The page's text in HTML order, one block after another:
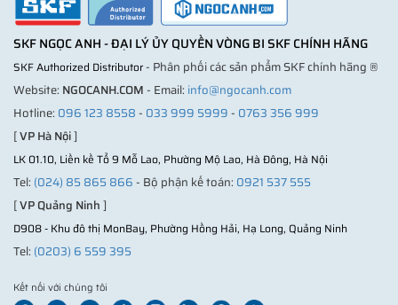
SKF NGỌC ANH - ĐẠI LÝ ỦY QUYỀN VÒNG BI SKF CHÍNH HÃNG
SKF Authorized Distributor- Phân phối các sản phẩm SKF chính hãng ®
Website: NGOCANH.COM- Email: info@ngocanh.com
Hotline: 096 123 8558- 033 999 5999- 0763 356 999
[VP Hà Nội]
LK 01.10, Liền kề Tổ 9 Mỗ Lao, Phường Mộ Lao, Hà Đông, Hà Nội
Tel: (024) 85 865 866- Bộ phận kế toán: 0921 537 555
[VP Quảng Ninh]
D908 - Khu đô thị MonBay, Phường Hồng Hải, Hạ Long, Quảng Ninh
Tel: (0203) 6 559 395
Kết nối với chúng tôi